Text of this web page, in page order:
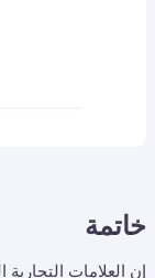
خاتمة